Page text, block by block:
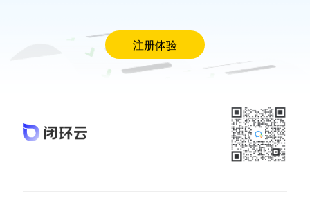
注册体验